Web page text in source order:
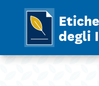
degli